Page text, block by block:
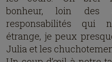
bonheur, loin
responsabilités qui
étrange, je peux
Julia et les